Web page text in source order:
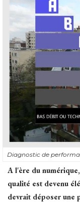
Diagnostic de
A l'ère du
qualité est devenu
devrait déposer une